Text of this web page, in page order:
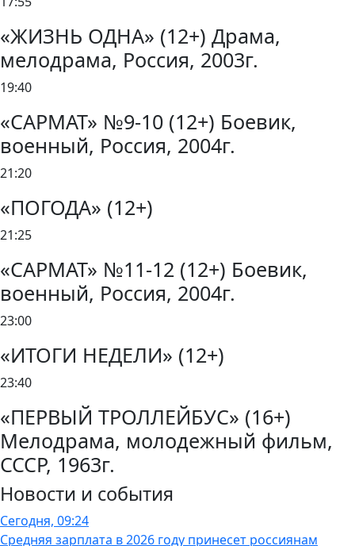
«ЖИЗНЬ ОДНА» (12+) Драма,
мелодрама, Россия, 2003г.
19:40
«САРМАТ» №9-10 (12+) Боевик,
военный, Россия, 2004г.
21:20
«ПОГОДА» (12+)
21:25
«САРМАТ» №11-12 (12+) Боевик,
военный, Россия, 2004г.
23:00
«ИТОГИ НЕДЕЛИ» (12+)
23:40
«ПЕРВЫЙ ТРОЛЛЕЙБУС» (16+)
Мелодрама, молодежный фильм,
СССР, 1963г.
Новости и события
Сегодня, 09:24
Средняя зарплата в 2026 году принесет россиянам